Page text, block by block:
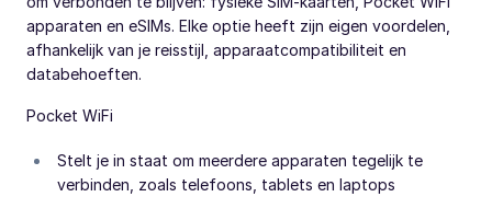
apparaten en eSIMs. Elke optie heeft zijn eigen voordelen,
afhankelijk van je reisstijl, apparaatcompatibiliteit en
databehoeften.
Pocket WiFi
Stelt je in staat om meerdere apparaten tegelijk te
verbinden, zoals telefoons, tablets en laptops